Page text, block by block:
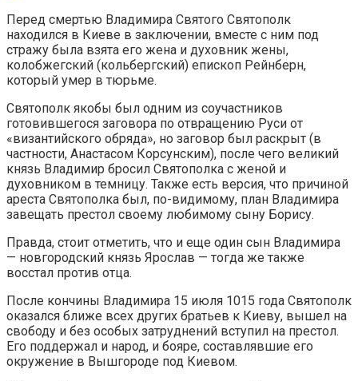
Перед смертью Владимира Святого Святополк
находился в Киеве в заключении, вместе с ним под
стражу была взята его жена и духовник жены,
колобжегский (кольбергский) епископ Рейнберн,
который умер в тюрьме.
Святополк якобы был одним из соучастников
готовившегося заговора по отвращению Руси от
«византийского обряда», но заговор был раскрыт (в
частности, Анастасом Корсунским), после чего великий
князь Владимир бросил Святополка с женой и
духовником в темницу. Также есть версия, что причиной
ареста Святополка был, по-видимому, план Владимира
завещать престол своему любимому сыну Борису.
Правда, стоит отметить, что и еще один сын Владимира
— новгородский князь Ярослав — тогда же также
восстал против отца.
После кончины Владимира 15 июля 1015 года Святополк
оказался ближе всех других братьев к Киеву, вышел на
свободу и без особых затруднений вступил на престол.
Его поддержал и народ, и бояре, составлявшие его
окружение в Вышгороде под Киевом.